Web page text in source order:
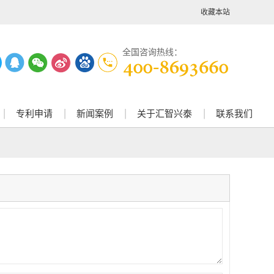
收藏本站
全国咨询热线：
专利申请 新闻案例 关于汇智兴泰 联系我们